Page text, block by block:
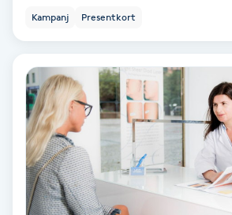
Idrottsmassage
IPL
IPL hårborttagning
IR-massage
Kampanj Presentkort